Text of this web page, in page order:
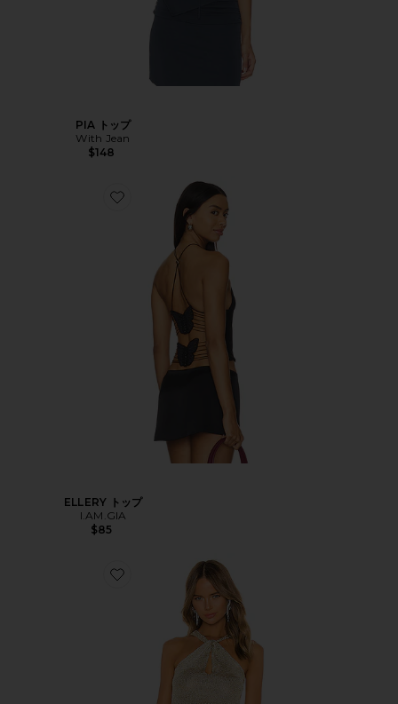
PIA トップ
With Jean
$148
ELLERY トップ
I.AM.GIA
$85